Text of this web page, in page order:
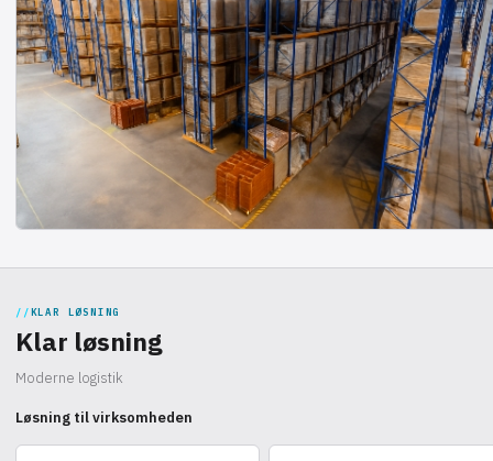
KLAR LØSNING
Klar løsning
Moderne logistik
Løsning til virksomheden